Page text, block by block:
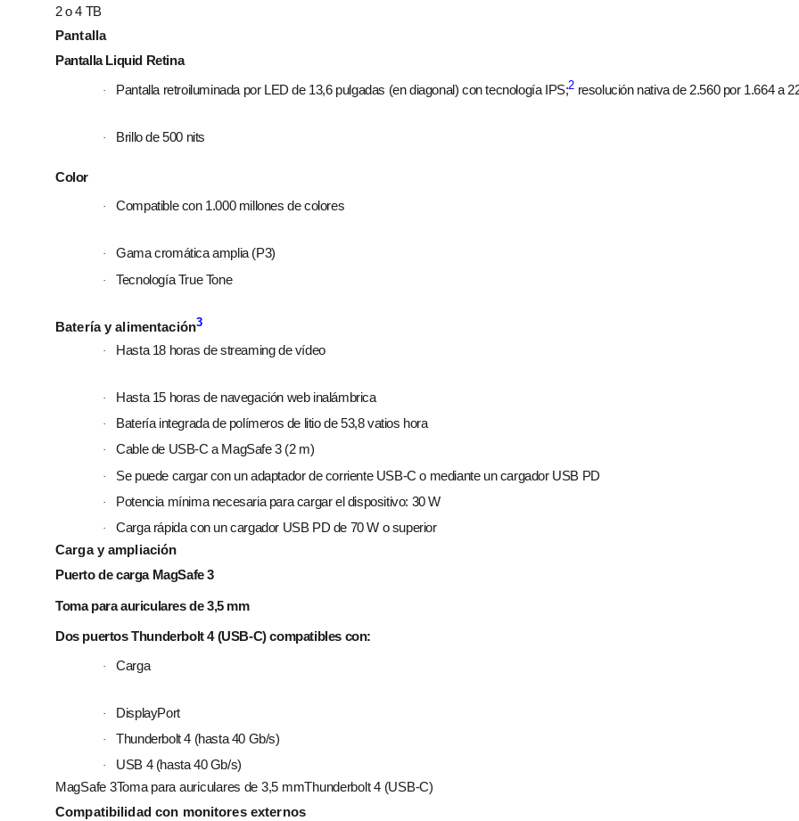
2 o 4 TB
Pantalla
Pantalla Liquid Retina
· Pantalla retroiluminada por LED de 13,6 pulgadas (en diagonal) con tecnología IPS;2 resolución nativa de 2.560 por 1.664 a
· Brillo de 500 nits
Color
· Compatible con 1.000 millones de colores
· Gama cromática amplia (P3)
· Tecnología True Tone
Batería y alimentación3
· Hasta 18 horas de streaming de vídeo
· Hasta 15 horas de navegación web inalámbrica
· Batería integrada de polímeros de litio de 53,8 vatios hora
· Cable de USB‑C a MagSafe 3 (2 m)
· Se puede cargar con un adaptador de corriente USB‑C o mediante un cargador USB PD
· Potencia mínima necesaria para cargar el dispositivo: 30 W
·
Carga rápida con un cargador USB PD de 70 W o superior
Carga y ampliación
Puerto de carga MagSafe 3
Toma para auriculares de 3,5 mm
Dos puertos Thunderbolt 4 (USB‑C) compatibles con:
· Carga
· DisplayPort
· Thunderbolt 4 (hasta 40 Gb/s)
·
USB 4 (hasta 40 Gb/s)
MagSafe 3Toma para auriculares de 3,5 mmThunderbolt 4 (USB-C)
Compati­bilidad con monitores externos